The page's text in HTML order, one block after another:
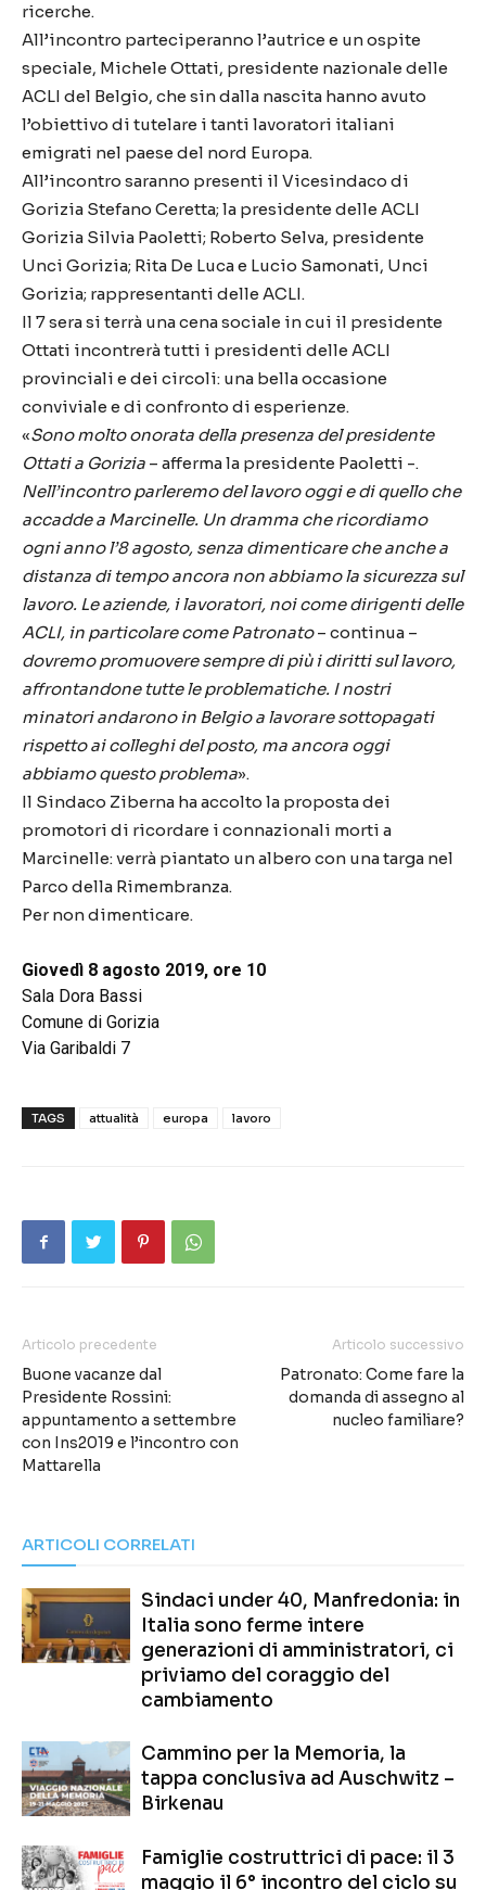
ricerche.
All’incontro parteciperanno l’autrice e un ospite
speciale, Michele Ottati, presidente nazionale delle
ACLI del Belgio, che sin dalla nascita hanno avuto
l’obiettivo di tutelare i tanti lavoratori italiani
emigrati nel paese del nord Europa.
All’incontro saranno presenti il Vicesindaco di
Gorizia Stefano Ceretta; la presidente delle ACLI
Gorizia Silvia Paoletti; Roberto Selva, presidente
Unci Gorizia; Rita De Luca e Lucio Samonati, Unci
Gorizia; rappresentanti delle ACLI.
Il 7 sera si terrà una cena sociale in cui il presidente
Ottati incontrerà tutti i presidenti delle ACLI
provinciali e dei circoli: una bella occasione
conviviale e di confronto di esperienze.
«Sono molto onorata della presenza del presidente
Ottati a Gorizia – afferma la presidente Paoletti -.
Nell’incontro parleremo del lavoro oggi e di quello che
accadde a Marcinelle. Un dramma che ricordiamo
ogni anno l’8 agosto, senza dimenticare che anche a
distanza di tempo ancora non abbiamo la sicurezza sul
lavoro. Le aziende, i lavoratori, noi come dirigenti delle
ACLI, in particolare come Patronato– continua –
dovremo promuovere sempre di più i diritti sul lavoro,
affrontandone tutte le problematiche. I nostri
minatori andarono in Belgio a lavorare sottopagati
rispetto ai colleghi del posto, ma ancora oggi
abbiamo questo problema».
Il Sindaco Ziberna ha accolto la proposta dei
promotori di ricordare i connazionali morti a
Marcinelle: verrà piantato un albero con una targa nel
Parco della Rimembranza.
Per non dimenticare.
Giovedì 8 agosto 2019, ore 10
Sala Dora Bassi
Comune di Gorizia
Via Garibaldi 7
TAGS attualità europa lavoro
Articolo precedente
Buone vacanze dal
Presidente Rossini:
appuntamento a settembre
con Ins2019 e l’incontro con
Mattarella
Articolo successivo
Patronato: Come fare la
domanda di assegno al
nucleo familiare?
ARTICOLI CORRELATI
Sindaci under 40, Manfredonia: in
Italia sono ferme intere
generazioni di amministratori, ci
priviamo del coraggio del
cambiamento
Cammino per la Memoria, la
tappa conclusiva ad Auschwitz –
Birkenau
Famiglie costruttrici di pace: il 3
maggio il 6° incontro del ciclo su